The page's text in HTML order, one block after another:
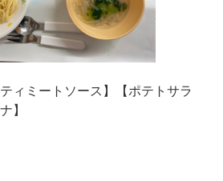
ィミートソース】【ポテトサラ
】